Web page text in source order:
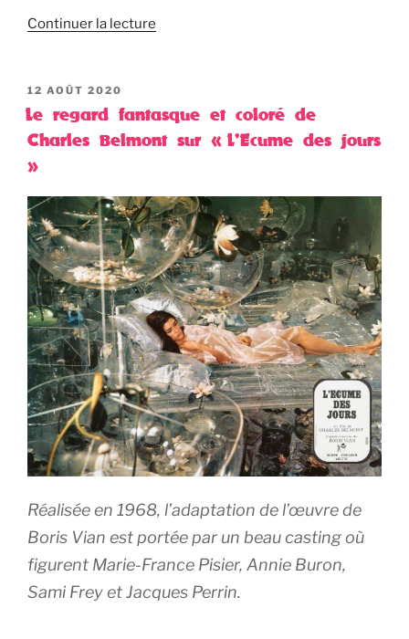
Continuer la lecture
PUBLIÉ
LE
12 AOÛT 2020
Le regard fantasque et coloré de
Charles Belmont sur « L’Ecume des jours
»
Réalisée en 1968, l’adaptation de l’œuvre de
Boris Vian est portée par un beau casting où
figurent Marie-France Pisier, Annie Buron,
Sami Frey et Jacques Perrin.